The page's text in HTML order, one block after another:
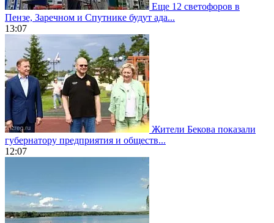
Еще 12 светофоров в
Пензе, Заречном и Спутнике будут ада...
13:07
Жители Бекова показали
губернатору предприятия и обществ...
12:07